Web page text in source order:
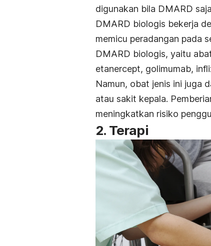
digunakan bila DMARD
DMARD biologis bekerja
memicu peradangan pada
DMARD biologis, yaitu
etanercept, golimumab,
Namun, obat jenis ini juga
atau sakit kepala.
meningkatkan risiko
2. Terapi